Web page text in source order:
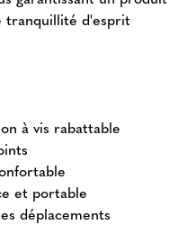
tranquillité d'esprit
à vis rabattable
et portable
déplacements